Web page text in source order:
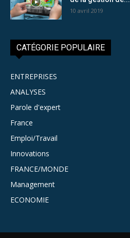
10 avril 2019
CATÉGORIE POPULAIRE
ENTREPRISES
ANALYSES
Parole d'expert
France
Emploi/Travail
Innovations
FRANCE/MONDE
Management
ECONOMIE